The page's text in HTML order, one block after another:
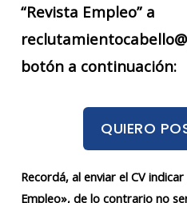
“Revista Empleo” a
botón a continuación:
QUIERO
Recordá, al enviar el CV
Empleo», de lo contrario no